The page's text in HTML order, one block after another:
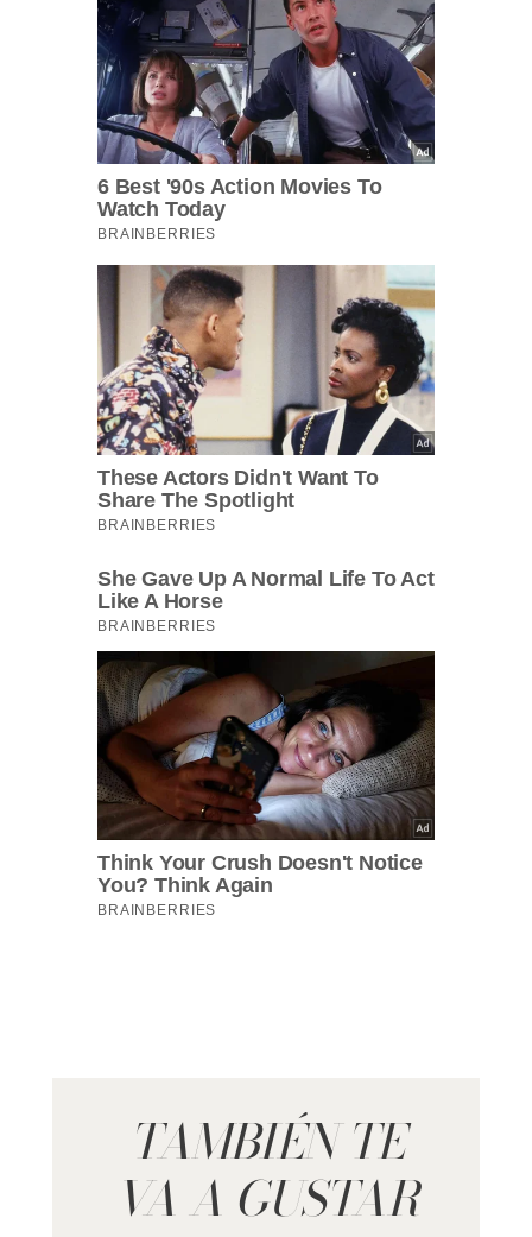
TAMBIÉN TE
VA A GUSTAR